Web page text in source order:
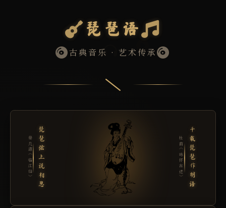
琵琶语
古典音乐 · 艺术传承
琵琶弦上说相思
晏几道《临江仙》 千载琵琶作胡语
杜甫《咏怀古迹》